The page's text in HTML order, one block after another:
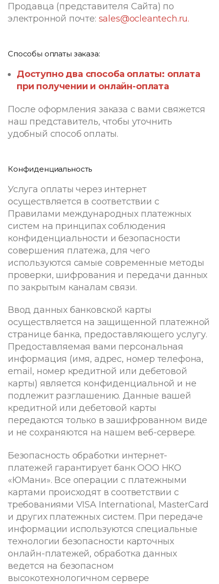
Продавца (представителя Сайта) по
электронной почте: sales@ocleantech.ru.
Способы оплаты заказа:
Доступно два способа оплаты: оплата
при получении и онлайн-оплата
После оформления заказа с вами свяжется
наш представитель, чтобы уточнить
удобный способ оплаты.
Конфиденциальность
Услуга оплаты через интернет
осуществляется в соответствии с
Правилами международных платежных
систем на принципах соблюдения
конфиденциальности и безопасности
совершения платежа, для чего
используются самые современные методы
проверки, шифрования и передачи данных
по закрытым каналам связи.
Ввод данных банковской карты
осуществляется на защищенной платежной
странице банка, предоставляющего услугу.
Предоставляемая вами персональная
информация (имя, адрес, номер телефона,
email, номер кредитной или дебетовой
карты) является конфиденциальной и не
подлежит разглашению. Данные вашей
кредитной или дебетовой карты
передаются только в зашифрованном виде
и не сохраняются на нашем веб-сервере.
Безопасность обработки интернет-
платежей гарантирует банк ООО НКО
«ЮМани». Все операции с платежными
картами происходят в соответствии с
требованиями VISA International, MasterCard
и других платежных систем. При передаче
информации используются специальные
технологии безопасности карточных
онлайн-платежей, обработка данных
ведется на безопасном
высокотехнологичном сервере